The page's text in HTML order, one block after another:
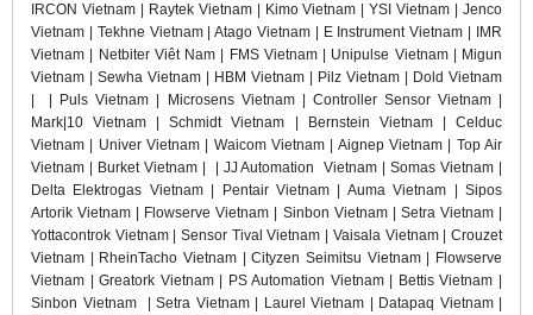
IRCON Vietnam | Raytek Vietnam | Kimo Vietnam | YSI Vietnam | Jenco
Vietnam | Tekhne Vietnam | Atago Vietnam | E Instrument Vietnam | IMR
Vietnam | Netbiter Viêt Nam | FMS Vietnam | Unipulse Vietnam | Migun
Vietnam | Sewha Vietnam | HBM Vietnam | Pilz Vietnam | Dold Vietnam
| Puls Vietnam | Microsens Vietnam | Controller Sensor Vietnam |
Mark|10 Vietnam | Schmidt Vietnam | Bernstein Vietnam | Celduc
Vietnam | Univer Vietnam | Waicom Vietnam | Aignep Vietnam | Top Air
Vietnam | Burket Vietnam | | JJ Automation Vietnam | Somas Vietnam |
Delta Elektrogas Vietnam | Pentair Vietnam | Auma Vietnam | Sipos
Artorik Vietnam | Flowserve Vietnam | Sinbon Vietnam | Setra Vietnam |
Yottacontrok Vietnam | Sensor Tival Vietnam | Vaisala Vietnam | Crouzet
Vietnam | RheinTacho Vietnam | Cityzen Seimitsu Vietnam | Flowserve
Vietnam | Greatork Vietnam | PS Automation Vietnam | Bettis Vietnam |
Sinbon Vietnam | Setra Vietnam | Laurel Vietnam | Datapaq Vietnam |